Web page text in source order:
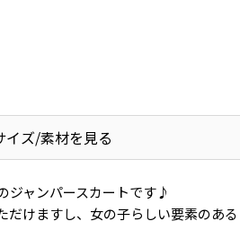
イズ/素材を見る
ジャンパースカートです♪
けますし、女の子らしい要素のあ